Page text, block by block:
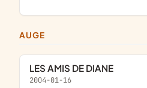
AUGE
LES AMIS DE DIANE
2004-01-16